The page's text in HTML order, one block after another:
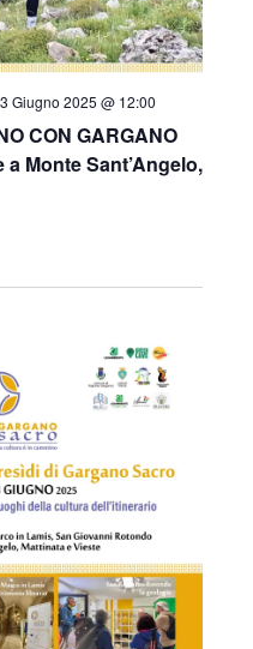
CON GARGANO
a Monte Sant’Angelo,
3 Giugno 2025 @ 12:00